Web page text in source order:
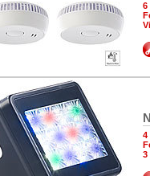
6
4
3